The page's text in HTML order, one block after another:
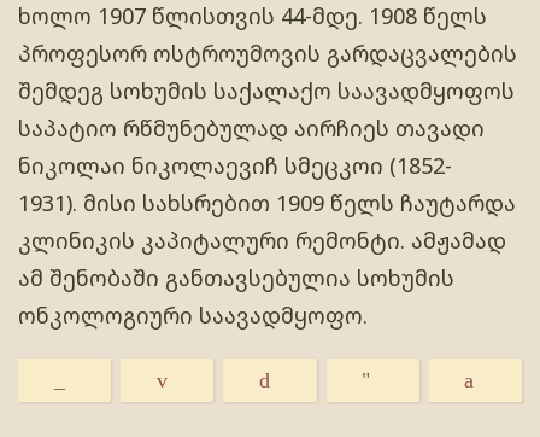
ხოლო 1907 წლისთვის 44-მდე. 1908 წელს
პროფესორ ოსტროუმოვის გარდაცვალების
შემდეგ სოხუმის საქალაქო საავადმყოფოს
საპატიო რწმუნებულად აირჩიეს თავადი
ნიკოლაი ნიკოლაევიჩ სმეცკოი (1852-
1931). მისი სახსრებით 1909 წელს ჩაუტარდა
კლინიკის კაპიტალური რემონტი. ამჟამად
ამ შენობაში განთავსებულია სოხუმის
ონკოლოგიური საავადმყოფო.